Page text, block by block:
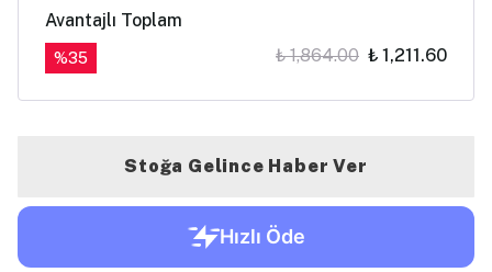
Avantajlı Toplam
%35 ₺ 1,864.00 ₺ 1,211.60
Stoğa Gelince Haber Ver